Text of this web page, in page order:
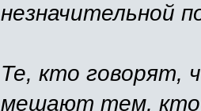
незначительной
Те, кто говорят,
мешают тем, кто